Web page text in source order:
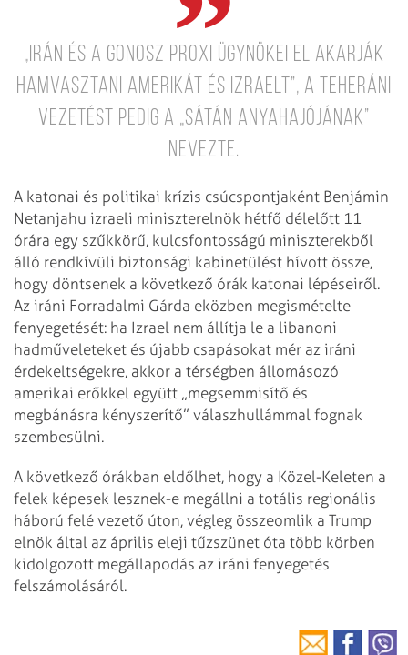
„Irán és a gonosz proxi ügynökei el akarják
hamvasztani Amerikát és Izraelt”, a teheráni
vezetést pedig a „Sátán anyahajójának”
nevezte.
A katonai és politikai krízis csúcspontjaként Benjámin
Netanjahu izraeli miniszterelnök hétfő délelőtt 11
órára egy szűkkörű, kulcsfontosságú miniszterekből
álló rendkívüli biztonsági kabinetülést hívott össze,
hogy döntsenek a következő órák katonai lépéseiről.
Az iráni Forradalmi Gárda eközben megismételte
fenyegetését: ha Izrael nem állítja le a libanoni
hadműveleteket és újabb csapásokat mér az iráni
érdekeltségekre, akkor a térségben állomásozó
amerikai erőkkel együtt „megsemmisítő és
megbánásra kényszerítő” válaszhullámmal fognak
szembesülni.
A következő órákban eldőlhet, hogy a Közel-Keleten a
felek képesek lesznek-e megállni a totális regionális
háború felé vezető úton, végleg összeomlik a Trump
elnök által az április eleji tűzszünet óta több körben
kidolgozott megállapodás az iráni fenyegetés
felszámolásáról.